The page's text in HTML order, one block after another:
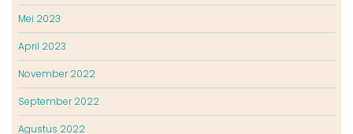
Mei 2023
April 2023
November 2022
September 2022
Agustus 2022